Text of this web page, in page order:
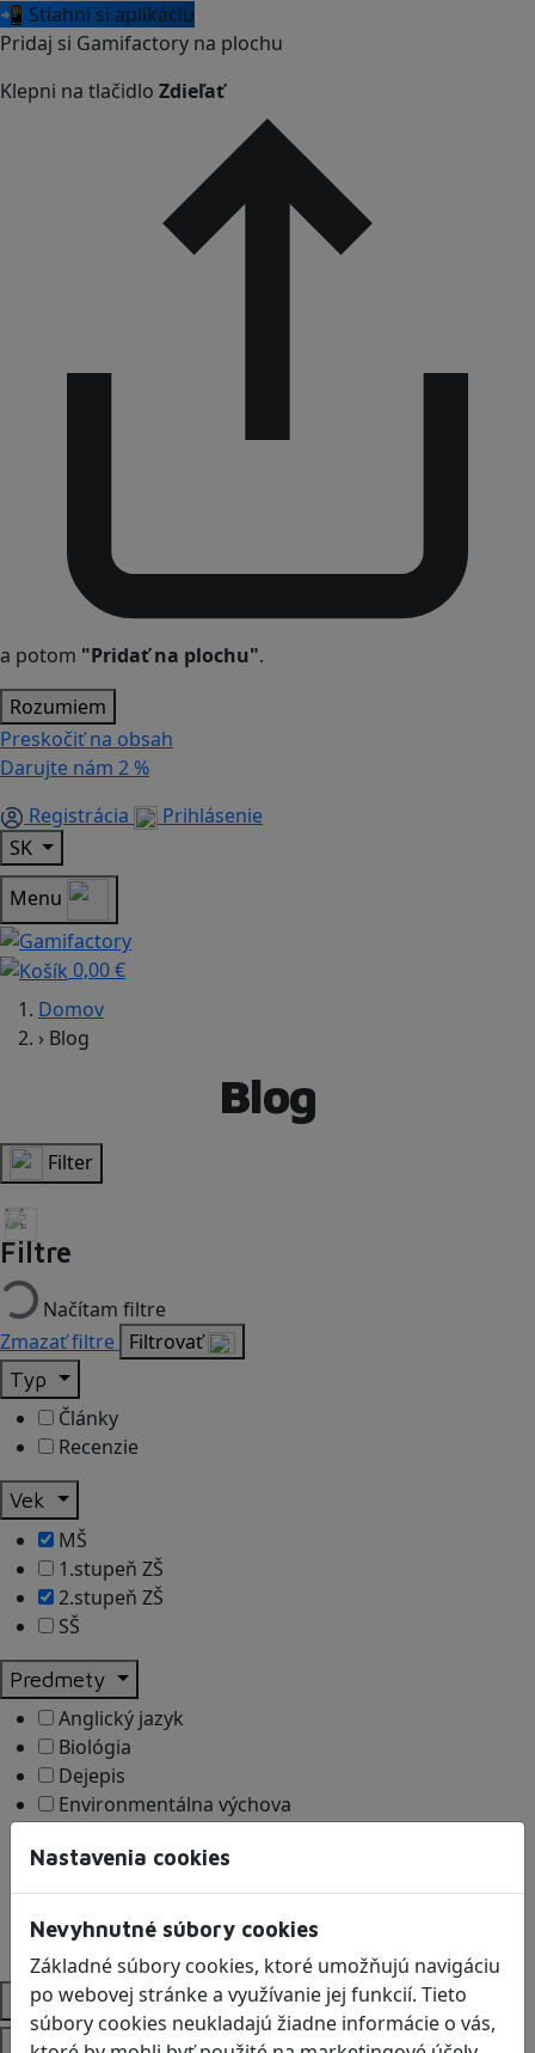
📲 Stiahni si aplikáciu
Pridaj si Gamifactory na plochu
Klepni na tlačidlo Zdieľať
a potom "Pridať na plochu".
Rozumiem
Preskočiť na obsah
Darujte nám 2 %
Registrácia
Prihlásenie
SK
Menu
0,00 €
Nastavenia cookies
Nevyhnutné súbory cookies
Základné súbory cookies, ktoré umožňujú navigáciu
po webovej stránke a využívanie jej funkcií. Tieto
súbory cookies neukladajú žiadne informácie o vás,
Domov
› Blog
Blog
Filter
Filtre
Načítam filtre
Zmazať filtre Filtrovať
Typ
Články
Recenzie
Vek
MŠ
1.stupeň ZŠ
2.stupeň ZŠ
SŠ
Predmety
Anglický jazyk
Biológia
Dejepis
Environmentálna výchova
Geografia
Matematika
Občianska náuka
Vlastiveda
Témy
Platformy